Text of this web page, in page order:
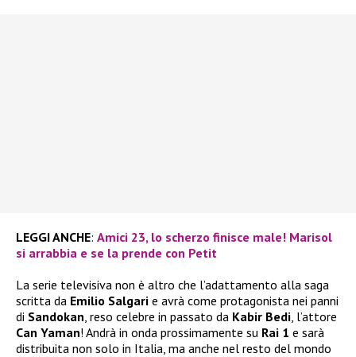
LEGGI ANCHE: Amici 23, lo scherzo finisce male! Marisol
si arrabbia e se la prende con Petit
La serie televisiva non è altro che l’adattamento alla saga
scritta da Emilio Salgari e avrà come protagonista nei panni
di Sandokan, reso celebre in passato da Kabir Bedi, l’attore
Can Yaman! Andrà in onda prossimamente su Rai 1 e sarà
distribuita non solo in Italia, ma anche nel resto del mondo